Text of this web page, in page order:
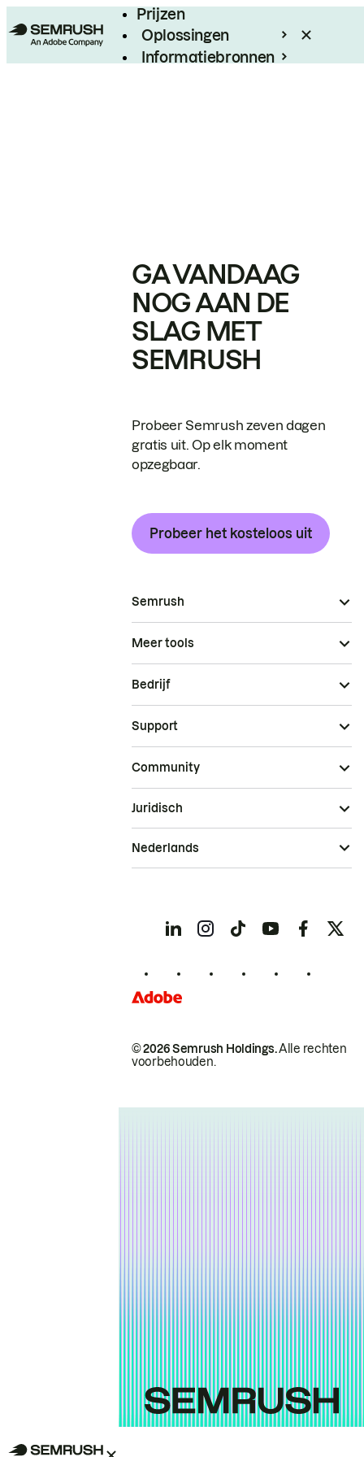
Prijzen
Oplossingen
Informatiebronnen
GA VANDAAG
NOG AAN DE
SLAG MET
SEMRUSH
Probeer Semrush zeven dagen
gratis uit. Op elk moment
opzegbaar.
Probeer het kosteloos uit
Semrush
Meer tools
Bedrijf
Support
Community
© 2026 Semrush Holdings.Alle rechten
voorbehouden.
Juridisch
Nederlands